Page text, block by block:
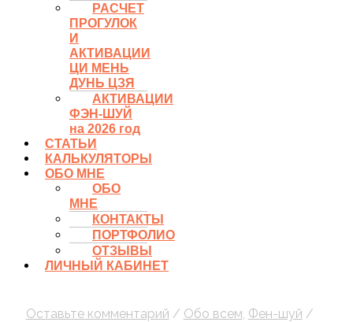
РАСЧЕТ
ПРОГУЛОК
И
АКТИВАЦИИ
ЦИ МЕНЬ
ДУНЬ ЦЗЯ
АКТИВАЦИИ
ФЭН-ШУЙ
на 2026 год
СТАТЬИ
КАЛЬКУЛЯТОРЫ
ОБО МНЕ
ОБО
МНЕ
КОНТАКТЫ
ПОРТФОЛИО
ОТЗЫВЫ
ЛИЧНЫЙ КАБИНЕТ
Оставьте комментарий / Обо всем Фен-шуй /